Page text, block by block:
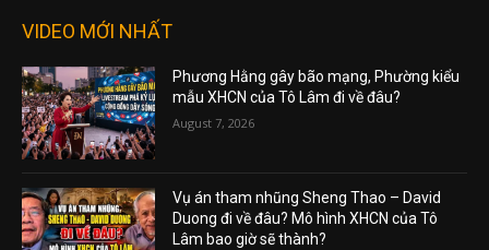
VIDEO MỚI NHẤT
Phương Hằng gây bão mạng, Phường kiểu
mẫu XHCN của Tô Lâm đi về đâu?
August 7, 2026
Vụ án tham nhũng Sheng Thao – David
Duong đi về đâu? Mô hình XHCN của Tô
Lâm bao giờ sẽ thành?